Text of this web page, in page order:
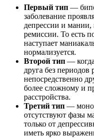
Первый тип —
заболевание
депрессии и
ремиссии. То есть
наступает
нормализуется.
Второй тип —
друга без
непосредственно
более сложному и
расстройства.
Третий тип —
отсутствуют фазы
только от
иметь ярко